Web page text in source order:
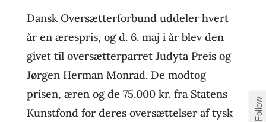
Dansk Oversætterforbund uddeler hvert
år en ærespris, og d. 6. maj i år blev den
givet til oversætterparret Judyta Preis og
Jørgen Herman Monrad. De modtog
prisen, æren og de 75.000 kr. fra Statens
Kunstfond for deres oversættelser af tysk
Follow